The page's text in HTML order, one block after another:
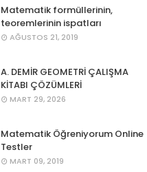
Matematik formüllerinin,
teoremlerinin ispatları
AĞUSTOS 21, 2019
A. DEMİR GEOMETRİ ÇALIŞMA
KİTABI ÇÖZÜMLERİ
MART 29, 2026
Matematik Öğreniyorum Online
Testler
MART 09, 2019